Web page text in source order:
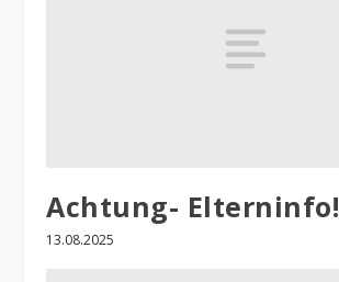
Achtung- Elterninfo!
13.08.2025